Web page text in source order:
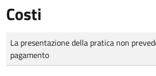
Costi
Tipo di pagamento
Importo
La presentazione della pratica non
pagamento